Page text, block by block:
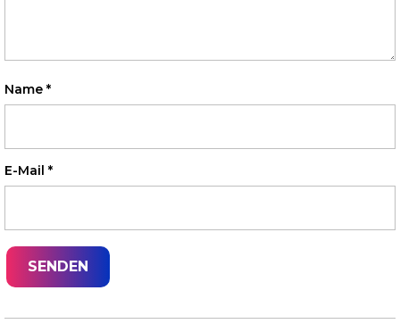
Name *
E-Mail *